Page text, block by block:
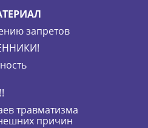
запретов
травматизма
причин